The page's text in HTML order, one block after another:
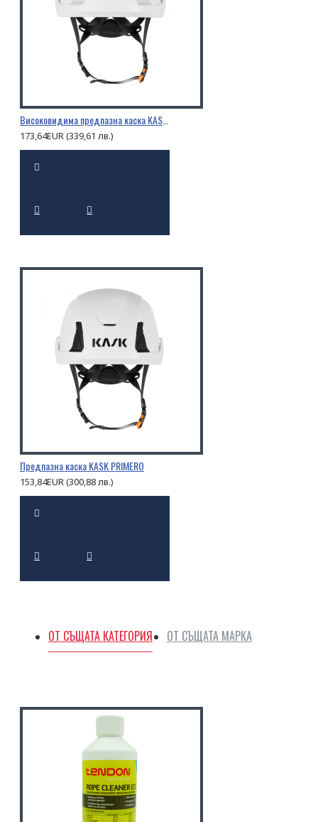
Високовидима предпазна каска KASK PRIMERO HI VIZ
173,64EUR (339,61 лв.)
Предпазна каска KASK PRIMERO
153,84EUR (300,88 лв.)
ОТ СЪЩАТА КАТЕГОРИЯ ОТ СЪЩАТА МАРКА